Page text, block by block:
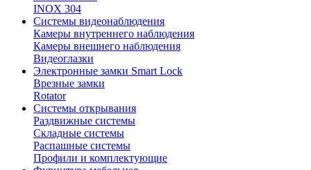
INOX 304
Системы видеонаблюдения
Камеры внутреннего наблюдения
Камеры внешнего наблюдения
Видеоглазки
Электронные замки Smart Lock
Врезные замки
Rotator
Системы открывания
Раздвижные системы
Складные системы
Распашные системы
Профили и комплектующие